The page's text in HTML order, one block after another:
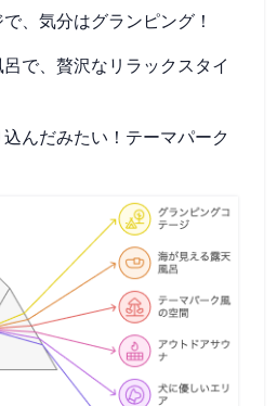
、気分はグランピング！
で、贅沢なリラックスタイ
んだみたい！テーマパーク